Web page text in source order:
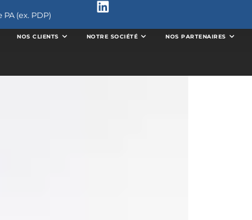
(ex. PDP)
NOS CLIENTS NOTRE SOCIÉTÉ NOS PARTENAIRES